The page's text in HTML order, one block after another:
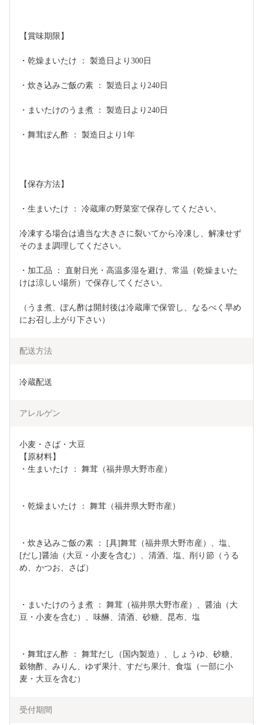
【賞味期限】
・乾燥まいたけ ： 製造日より300日
・炊き込みご飯の素 ： 製造日より240日
・まいたけのうま煮 ： 製造日より240日
・舞茸ぽん酢 ： 製造日より1年
【保存方法】
・生まいたけ ： 冷蔵庫の野菜室で保存してください。
冷凍する場合は適当な大きさに裂いてから冷凍し、解凍せず
そのまま調理してください。
・加工品 ： 直射日光・高温多湿を避け、常温（乾燥まいた
けは涼しい場所）で保存してください。
（うま煮、ぽん酢は開封後は冷蔵庫で保管し、なるべく早め
にお召し上がり下さい）
配送方法
冷蔵配送
アレルゲン
小麦・さば・大豆
【原材料】
・生まいたけ ： 舞茸（福井県大野市産）
・乾燥まいたけ ： 舞茸（福井県大野市産）
・炊き込みご飯の素 ： [具]舞茸（福井県大野市産）、塩、
[だし]醤油（大豆・小麦を含む）、清酒、塩、削り節（うる
め、かつお、さば）
・まいたけのうま煮 ： 舞茸（福井県大野市産）、醤油（大
豆・小麦を含む）、味醂、清酒、砂糖、昆布、塩
・舞茸ぽん酢 ： 舞茸だし（国内製造）、しょうゆ、砂糖、
穀物酢、みりん、ゆず果汁、すだち果汁、食塩（一部に小
麦・大豆を含む）
受付期間